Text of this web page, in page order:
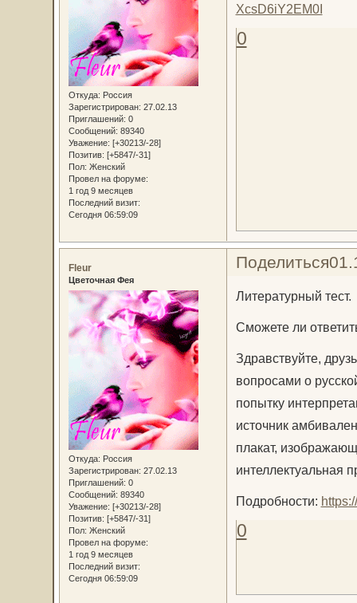
Откуда: Россия
Зарегистрирован: 27.02.13
Приглашений: 0
Сообщений: 89340
Уважение: [+30213/-28]
Позитив: [+5847/-31]
Пол: Женский
Провел на форуме:
1 год 9 месяцев
Последний визит:
Сегодня 06:59:09
XcsD6iY2EM0I
0
Поделиться
Fleur
Цветочная Фея
Откуда: Россия
Зарегистрирован: 27.02.13
Приглашений: 0
Сообщений: 89340
Уважение: [+30213/-28]
Позитив: [+5847/-31]
Пол: Женский
Провел на форуме:
1 год 9 месяцев
Последний визит:
Сегодня 06:59:09
Литературный тест.
Сможете ли
Здравствуйте,
вопросами о
попытку
источник
плакат,
интеллектуальная
Подробности:
0